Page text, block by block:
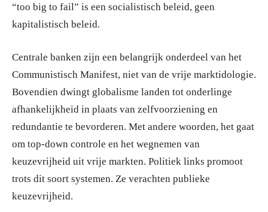
“too big to fail” is een socialistisch beleid, geen
kapitalistisch beleid.
Centrale banken zijn een belangrijk onderdeel van het
Communistisch Manifest, niet van de vrije marktidologie.
Bovendien dwingt globalisme landen tot onderlinge
afhankelijkheid in plaats van zelfvoorziening en
redundantie te bevorderen. Met andere woorden, het gaat
om top-down controle en het wegnemen van
keuzevrijheid uit vrije markten. Politiek links promoot
trots dit soort systemen. Ze verachten publieke
keuzevrijheid.